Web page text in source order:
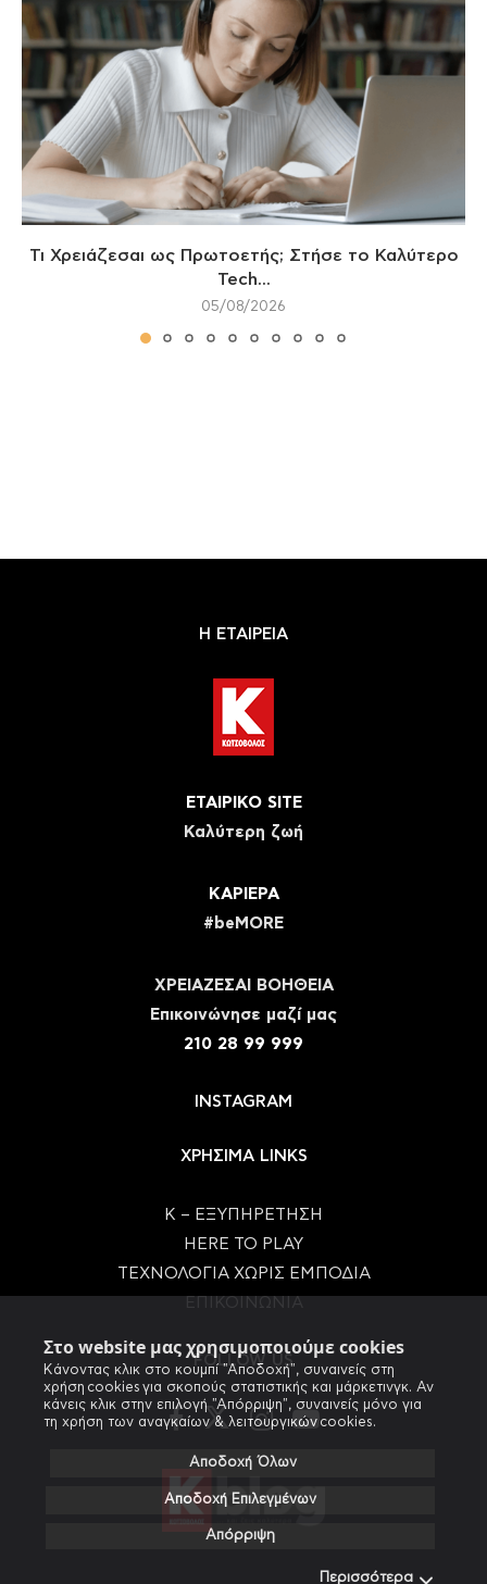
Στο website μας χρησιμοποιούμε cookies
Κάνοντας κλικ στο κουμπί "Αποδοχή", συναινείς στη
χρήση cookies για σκοπούς στατιστικής και μάρκετινγκ. Αν
κάνεις κλικ στην επιλογή "Απόρριψη", συναινείς μόνο για
τη χρήση των αναγκαίων & λειτουργικών cookies.
Αποδοχή Όλων
Αποδοχή Επιλεγμένων
Απόρριψη
Περισσότερα
Τι Χρειάζεσαι ως Πρωτοετής; Στήσε το Καλύτερο
Tech...
05/08/2026
Η ΕΤΑΙΡΕΙΑ
ΕΤΑΙΡΙΚΟ SITE
Καλύτερη ζωή
ΚΑΡΙΕΡΑ
#beMORE
ΧΡΕΙΑΖΕΣΑΙ ΒΟΗΘΕΙΑ
Eπικοινώνησε μαζί μας
210 28 99 999
INSTAGRAM
ΧΡΗΣΙΜΑ LINKS
Κ – ΕΞΥΠΗΡΕΤΗΣΗ
HERE TO PLAY
ΤΕΧΝΟΛΟΓΙΑ ΧΩΡΙΣ ΕΜΠΟΔΙΑ
FOLLOW US